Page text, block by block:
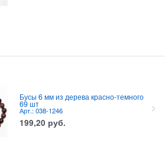
Бусы 6 мм из дерева красно-темного
69 шт
Арт.: 038-1246
199,20 руб.